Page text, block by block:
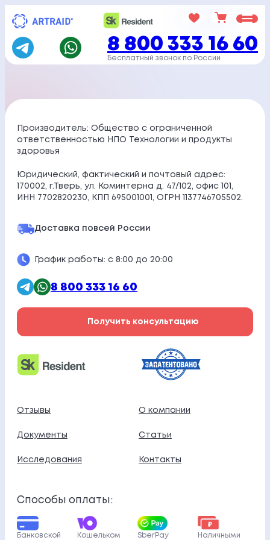
Перейти
содержимому
8 800 333 16 60
Бесплатный звонок по России
Производитель: Общество с ограниченной
ответственностью НПО Технологии и продукты
здоровья
Юридический, фактический и почтовый адрес:
170002, г.Тверь, ул. Коминтерна д. 47/102, офис 101,
ИНН 7702820230, КПП 695001001, ОГРН 1137746705502.
Доставка повсей России
График работы: с 8:00 до 20:00
8 800 333 16 60
Получить консультацию
Отзывы О компании
Документы Статьи
Исследования Контакты
Способы оплаты:
Банковской Кошельком SberPay Наличными